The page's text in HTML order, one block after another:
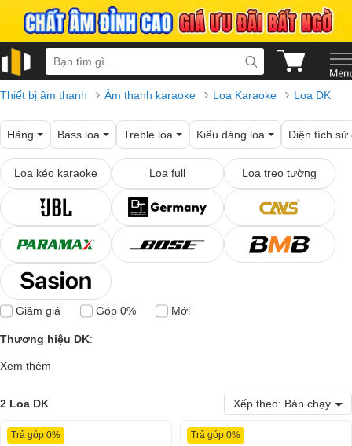
Thiết bị âm thanh › Âm thanh karaoke › Loa Karaoke › Loa DK
Hãng Bass loa Treble loa Kiểu dáng loa Diện tích sử
Loa kéo karaoke Loa full Loa treo tường
Giảm giá Góp 0% Mới
Thương hiệu DK:
Xem thêm
2 Loa DK Xếp theo: Bán chạy
Trả góp 0% Trả góp 0%